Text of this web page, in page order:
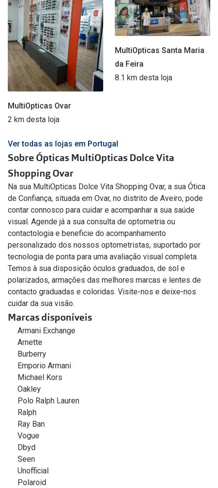
MultiOpticas Ovar
2 km desta loja
MultiOpticas Santa Maria
da Feira
8.1 km desta loja
Ver todas as lojas em Portugal
Sobre Ópticas MultiOpticas Dolce Vita
Shopping Ovar
Na sua MultiOpticas Dolce Vita Shopping Ovar, a sua Ótica
de Confiança, situada em Ovar, no distrito de Aveiro, pode
contar connosco para cuidar e acompanhar a sua saúde
visual. Agende já a sua consulta de optometria ou
contactologia e beneficie do acompanhamento
personalizado dos nossos optometristas, suportado por
tecnologia de ponta para uma avaliação visual completa.
Temos à sua disposição óculos graduados, de sol e
polarizados, armações das melhores marcas e lentes de
contacto graduadas e coloridas. Visite-nos e deixe-nos
cuidar da sua visão.
Marcas disponíveis
Armani Exchange
Arnette
Burberry
Emporio Armani
Michael Kors
Oakley
Polo Ralph Lauren
Ralph
Ray Ban
Vogue
Dbyd
Seen
Unofficial
Polaroid